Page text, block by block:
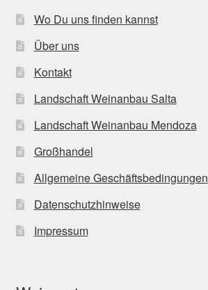
Wo Du uns finden kannst
Über uns
Kontakt
Landschaft Weinanbau Salta
Landschaft Weinanbau Mendoza
Großhandel
Allgemeine Geschäftsbedingungen
Datenschutzhinweise
Impressum